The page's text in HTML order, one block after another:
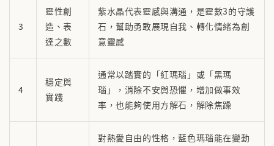
3
靈性創
造、表
達之數
紫水晶代表靈感與溝通，是靈數3的守護
石，幫助勇敢展現自我、轉化情緒為創
意靈感
4
穩定與
實踐
通常以踏實的「紅瑪瑙」或「黑瑪
瑙」，消除不安與恐懼，增加做事效
率，也能夠使用方解石，解除焦躁
對熱愛自由的性格，藍色瑪瑙能在變動